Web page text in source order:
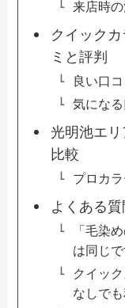
来店時
クイック
ミと評判
良い口
気にな
光明池エ
比較
プロカ
よくある質
「毛染
は同じで
クイッ
なしで